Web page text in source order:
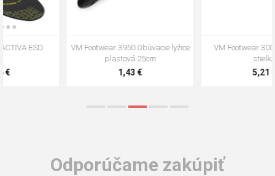
VM Footwear 3009 Vkladacia
VM Footwear 3102 Šnúrky ploché
Odporúčame zakúpiť